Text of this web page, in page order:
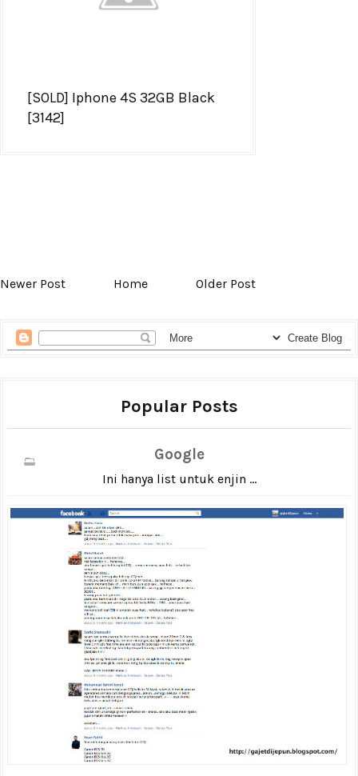
[SOLD] Iphone 4S 32GB Black
[3142]
Newer Post Home Older Post
Popular Posts
Google
Ini hanya list untuk enjin ...